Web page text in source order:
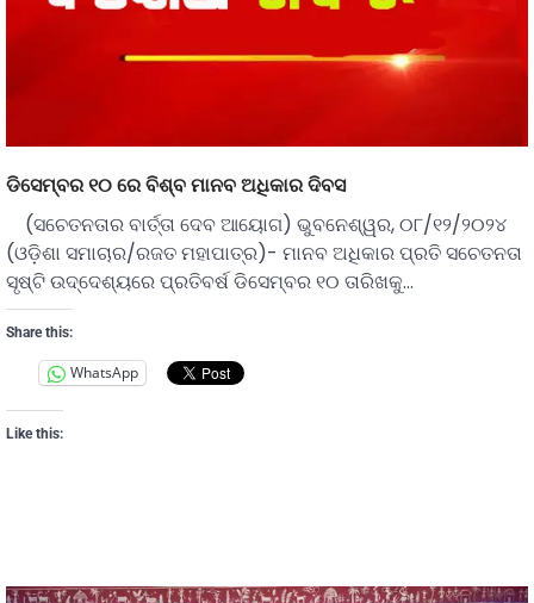
ଡିସେମ୍ବର ୧୦ ରେ ବିଶ୍ବ ମାନବ ଅଧିକାର ଦିବସ
(ସଚେତନତାର ବାର୍ତ୍ତା ଦେବ ଆୟୋଗ) ଭୁବନେଶ୍ୱର, ୦୮/୧୨/୨୦୨୪
(ଓଡ଼ିଶା ସମାଚାର/ରଜତ ମହାପାତ୍ର)- ମାନବ ଅଧିକାର ପ୍ରତି ସଚେତନତା
ସୃଷ୍ଟି ଉଦ୍ଦେଶ୍ୟରେ ପ୍ରତିବର୍ଷ ଡିସେମ୍ବର ୧୦ ତାରିଖକୁ…
Share this:
WhatsApp
Like this: